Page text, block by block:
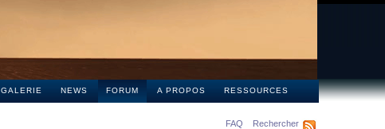
GALERIE NEWS FORUM A PROPOS RESSOURCES
FAQ Rechercher